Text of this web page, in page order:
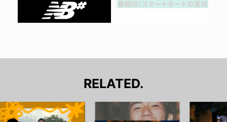
RELATED.